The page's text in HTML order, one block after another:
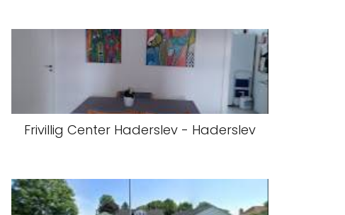
Frivillig Center Haderslev - Haderslev